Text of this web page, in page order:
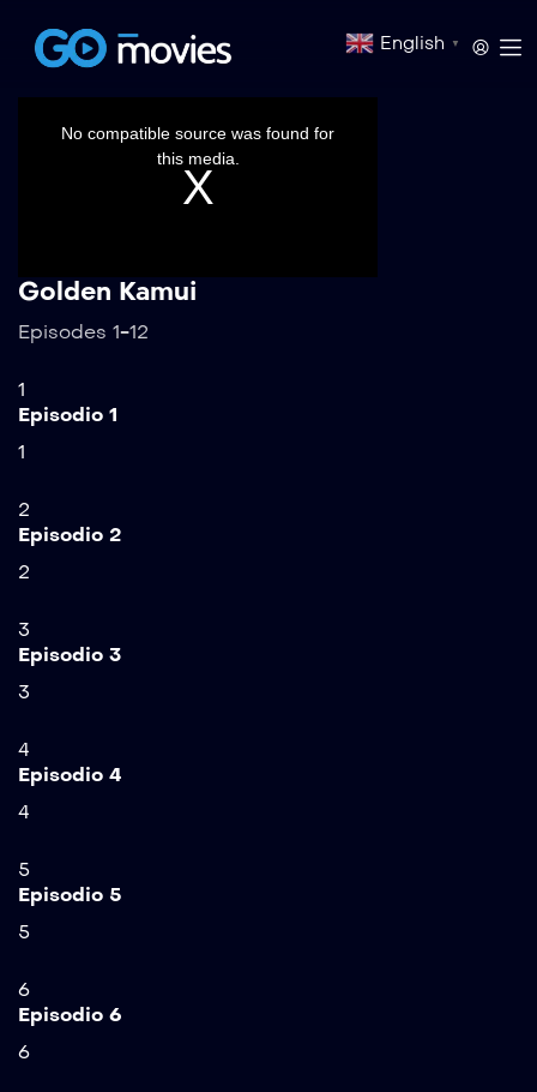
English ▼
No compatible source was found for
this media.
Golden Kamui
Episodes 1-12
1
Episodio 1
1
2
Episodio 2
2
3
Episodio 3
3
4
Episodio 4
4
5
Episodio 5
5
6
Episodio 6
6